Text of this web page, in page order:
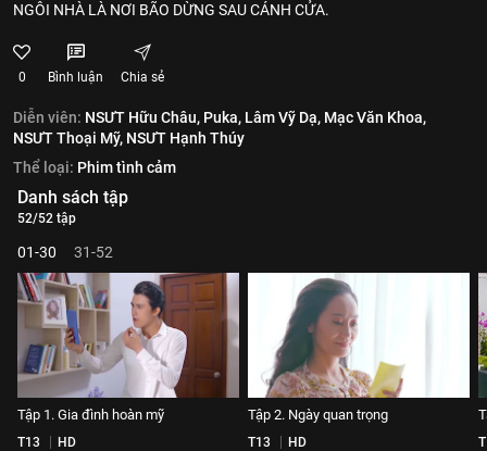
NGÔI NHÀ LÀ NƠI BÃO DỪNG SAU CÁNH CỬA.
0 Bình luận Chia sẻ
Diễn viên: NSƯT Hữu Châu, Puka, Lâm Vỹ Dạ, Mạc Văn Khoa,
NSƯT Thoại Mỹ, NSƯT Hạnh Thúy
Thể loại: Phim tình cảm
Danh sách tập
52/52 tập
01-30 31-52
Tập 1. Gia đình hoàn mỹ
T13 HD
Tập 2. Ngày quan trọng
T13 HD